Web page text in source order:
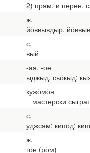
2) прям. и перен.
ж.
йӧввывдыр,
с.
вый
-ая, -ое
ыджыд, сьӧкыд;
кужӧмӧн
мастерски
с.
уджсям; кипод;
ж.
гӧн (рӧм)